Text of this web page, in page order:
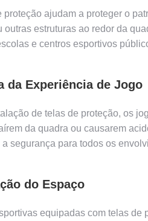
proteção ajudam a proteger o
outras estruturas ao redor da
e centros esportivos
da Experiência de Jogo
de telas de proteção, os
da quadra ou causarem
segurança para todos os
do Espaço
equipadas com telas de